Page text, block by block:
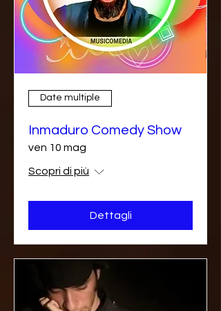
Date multiple
Inmaduro Comedy Show
ven 10 mag
Scopri di più
Dettagli